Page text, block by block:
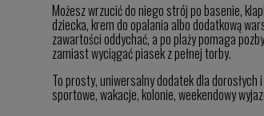
Możesz wrzucić do niego strój po basenie,
dziecka, krem do opalania albo dodatkową
zawartości oddychać, a po plaży pomaga
zamiast wyciągać piasek z pełnej torby.
To prosty, uniwersalny dodatek dla dorosłych
sportowe, wakacje, kolonie, weekendowy